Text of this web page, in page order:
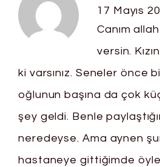
17 Mayıs
Canım
versin.
ki varsınız. Seneler önce
oğlunun başına da çok
şey geldi. Benle
neredeyse. Ama aynen
hastaneye gittiğimde